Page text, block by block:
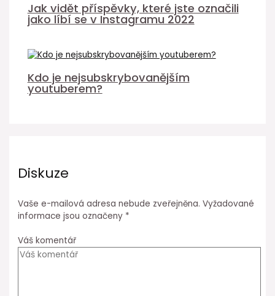
Jak vidět příspěvky, které jste označili
jako líbí se v Instagramu 2022
Kdo je nejsubskrybovanějším
youtuberem?
Diskuze
Vaše e-mailová adresa nebude zveřejněna. Vyžadované
informace jsou označeny *
Váš komentář